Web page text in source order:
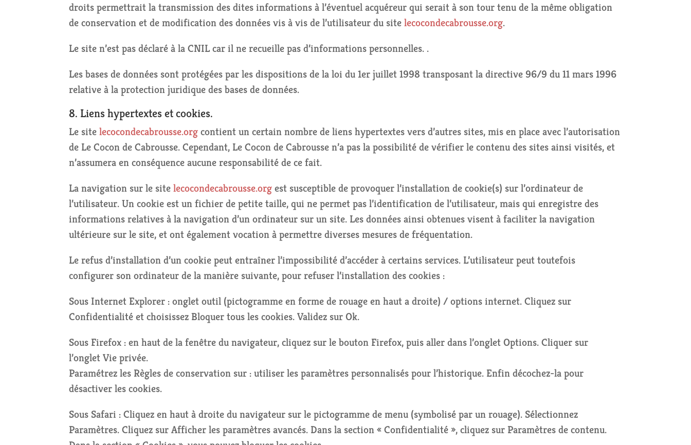
droits permettrait la transmission des dites informations à l’éventuel acquéreur qui serait à son tour tenu de la même obligation
de conservation et de modification des données vis à vis de l’utilisateur du sitelecocondecabrousse.org.
Le site n’est pas déclaré à la CNIL car il ne recueille pas d’informations personnelles. .
Les bases de données sont protégées par les dispositions de la loi du 1er juillet 1998 transposant la directive 96/9 du 11 mars 1996
relative à la protection juridique des bases de données.
8. Liens hypertextes et cookies.
Le sitelecocondecabrousse.org contient un certain nombre de liens hypertextes vers d’autres sites, mis en place avec l’autorisation
de Le Cocon de Cabrousse. Cependant, Le Cocon de Cabrousse n’a pas la possibilité de vérifier le contenu des sites ainsi visités, et
n’assumera en conséquence aucune responsabilité de ce fait.
La navigation sur le sitelecocondecabrousse.org est susceptible de provoquer l’installation de cookie(s) sur l’ordinateur de
l’utilisateur. Un cookie est un fichier de petite taille, qui ne permet pas l’identification de l’utilisateur, mais qui enregistre des
informations relatives à la navigation d’un ordinateur sur un site. Les données ainsi obtenues visent à faciliter la navigation
ultérieure sur le site, et ont également vocation à permettre diverses mesures de fréquentation.
Le refus d’installation d’un cookie peut entraîner l’impossibilité d’accéder à certains services. L’utilisateur peut toutefois
configurer son ordinateur de la manière suivante, pour refuser l’installation des cookies :
Sous Internet Explorer : onglet outil (pictogramme en forme de rouage en haut a droite) / options internet. Cliquez sur
Confidentialité et choisissez Bloquer tous les cookies. Validez sur Ok.
Sous Firefox : en haut de la fenêtre du navigateur, cliquez sur le bouton Firefox, puis aller dans l’onglet Options. Cliquer sur
l’onglet Vie privée.
Paramétrez les Règles de conservation sur : utiliser les paramètres personnalisés pour l’historique. Enfin décochez-la pour
désactiver les cookies.
Sous Safari : Cliquez en haut à droite du navigateur sur le pictogramme de menu (symbolisé par un rouage). Sélectionnez
Paramètres. Cliquez sur Afficher les paramètres avancés. Dans la section « Confidentialité », cliquez sur Paramètres de contenu.